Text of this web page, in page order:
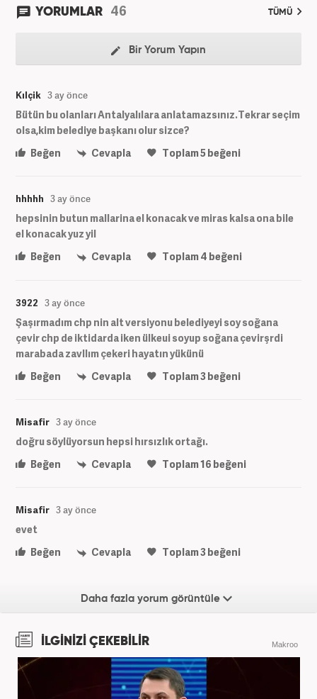
YORUMLAR 46 TÜMÜ
Bir Yorum Yapın
Kılçik 3 ay önce
Bütün bu olanları Antalyalılara anlatamazsınız.Tekrar seçim
olsa,kim belediye başkanı olur sizce?
Beğen
Cevapla Toplam5beğeni
hhhhh 3 ay önce
hepsinin butun mallarina el konacak ve miras kalsa ona bile
el konacak yuz yil
Beğen
Cevapla Toplam4 beğeni
3922 3 ay önce
Şaşırmadım chp nin alt versiyonu belediyeyi soy soğana
çevir chp de iktidarda iken ülkeui soyup soğana çevirşrdi
marabada zavllım çekeri hayatın yükünü
Beğen
Cevapla Toplam3beğeni
Misafir 3 ay önce
doğru söylüyorsun hepsi hırsızlık ortağı.
Beğen
Cevapla Toplam16 beğeni
Misafir 3 ay önce
evet
Beğen
Cevapla Toplam3beğeni
Daha fazla yorum görüntüle
İLGİNİZİ ÇEKEBİLİR Makroo